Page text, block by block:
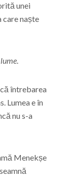
unei
care naște
.
întrebarea
Lumea e în
nu s-a
Menekșe